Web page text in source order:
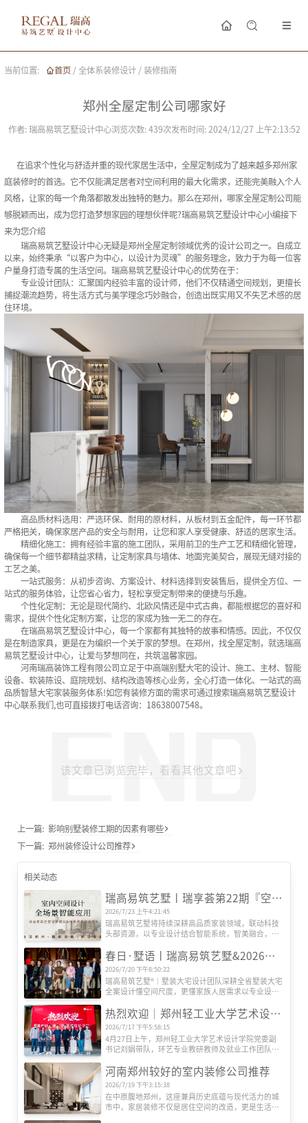
当前位置: 首页 / 全体系装修设计 / 装修指南
郑州全屋定制公司哪家好
作者: 瑞高易筑艺墅设计中心浏览次数: 439次发布时间: 2024/12/27 上午2:13:52
在追求个性化与舒适并重的现代家居生活中，全屋定制成为了越来越多郑州家
庭装修时的首选。它不仅能满足居者对空间利用的最大化需求，还能完美融入个人
风格，让家的每一个角落都散发出独特的魅力。那么在郑州，哪家全屋定制公司能
够脱颖而出，成为您打造梦想家园的理想伙伴呢?瑞高易筑艺墅设计中心小编接下
来为您介绍
瑞高易筑艺墅设计中心无疑是郑州全屋定制领域优秀的设计公司之一。自成立
以来，始终秉承“以客户为中心，以设计为灵魂”的服务理念，致力于为每一位客
户量身打造专属的生活空间。瑞高易筑艺墅设计中心的优势在于：
‌专业设计团队‌：汇聚国内经验丰富的设计师，他们不仅精通空间规划，更擅长
捕捉潮流趋势，将生活方式与美学理念巧妙融合，创造出既实用又不失艺术感的居
住环境。
‌高品质材料选用‌：严选环保、耐用的原材料，从板材到五金配件，每一环节都
严格把关，确保家居产品的安全与耐用，让您和家人享受健康、舒适的居家生活。
‌精细化施工‌：拥有经验丰富的施工团队，采用前卫的生产工艺和精细化管理，
确保每一个细节都精益求精，让定制家具与墙体、地面完美契合，展现无缝对接的
工艺之美。
‌一站式服务‌：从初步咨询、方案设计、材料选择到安装售后，提供全方位、一
站式的服务体验，让您省心省力，轻松享受定制带来的便捷与乐趣。
‌个性化定制‌：无论是现代简约、北欧风情还是中式古典，都能根据您的喜好和
需求，提供个性化定制方案，让您的家成为独一无二的存在。
在瑞高易筑艺墅设计中心，每一个家都有其独特的故事和情感。因此，不仅仅
是在制造家具，更是在为编织一个关于家的梦想。在郑州，找全屋定制，就选瑞高
易筑艺墅设计中心，让爱与梦想同在，共筑温馨家园。
河南瑞高装饰工程有限公司立足于中高端别墅大宅的设计、施工、主材、智能
设备、软装陈设、庭院规划、结构改造等核心业务，全心打造一体化、一站式的高
品质智慧大宅家装服务体系!如您有装修方面的需求可通过搜索瑞高易筑艺墅设计
中心联系我们,也可直接拨打电话咨询：18638007548。
该文章已浏览完毕，看看其他文章吧
上一篇: 影响别墅装修工期的因素有哪些
下一篇: 郑州装修设计公司推荐
相关动态
瑞高易筑艺墅丨瑞享荟第22期『空间智能场景』研发会圆满举办
2026/7/23 上午4:21:45
瑞高易筑艺墅将持续深耕高品质家装领域，联动科技
头部资源，以专业设计结合智能系统，智美融合，打
春日·墅语丨瑞高易筑艺墅&2026墅装大宅美学设计交流体验会
2026/7/20 下午8:50:22
瑞高易筑艺墅®｜墅装大宅设计团队深耕全省墅装大宅
全案设计懂空间尺度，更懂家族人居需求以专业设计
合，为每一位业主定制专属的墅装大宅方案。
热烈欢迎｜郑州轻工业大学艺术设计学院刘副书记一行莅临瑞高易筑艺墅考察指导
2026/7/17 下午5:58:15
4月27日上午，郑州轻工业大学艺术设计学院党委副
书记刘娟带队，环艺专业教研教师及就业工作团队一
炬斌、郑州轻工业大学优秀毕业生代表、瑞高艺墅高
级主任设计师邵天鹏热情接待并陪同座谈。
河南郑州较好的室内装修公司推荐
2026/7/19 下午3:15:38
在中原腹地郑州，这座兼具历史底蕴与现代活力的城
市中，家居装修不仅是居住空间的改造，更是生活品